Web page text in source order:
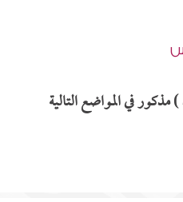
في المواضع التالية